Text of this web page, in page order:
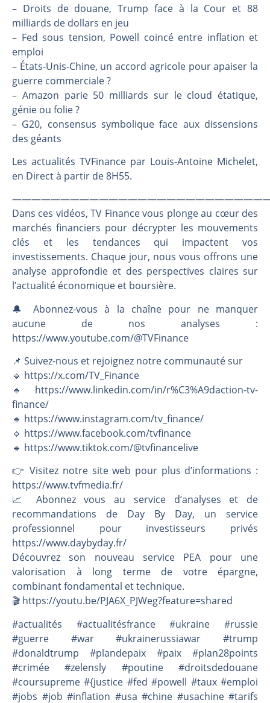
Pourquoi le monde entier vacille en même temps cette semaine ? | par Louis-Antoine Michelet
– Droits de douane, Trump face à la Cour et 88
milliards de dollars en jeu
– Fed sous tension, Powell coincé entre inflation et
emploi
– États-Unis-Chine, un accord agricole pour apaiser la
guerre commerciale ?
– Amazon parie 50 milliards sur le cloud étatique,
génie ou folie ?
– G20, consensus symbolique face aux dissensions
des géants
Les actualités TVFinance par Louis-Antoine Michelet,
en Direct à partir de 8H55.
Dans ces vidéos, TV Finance vous plonge au cœur des
marchés financiers pour décrypter les mouvements
clés et les tendances qui impactent vos
investissements. Chaque jour, nous vous offrons une
analyse approfondie et des perspectives claires sur
l’actualité économique et boursière.
🔔 Abonnez-vous à la chaîne pour ne manquer
aucune de nos analyses :
https://www.youtube.com/@TVFinance
📌 Suivez-nous et rejoignez notre communauté sur
🔹 https://x.com/TV_Finance
🔹 https://www.linkedin.com/in/r%C3%A9daction-tv-
finance/
🔹 https://www.instagram.com/tv_finance/
🔹 https://www.facebook.com/tvfinance
🔹 https://www.tiktok.com/@tvfinancelive
👉️ Visitez notre site web pour plus d’informations :
https://www.tvfmedia.fr/
📈 Abonnez vous au service d’analyses et de
recommandations de Day By Day, un service
professionnel pour investisseurs privés
https://www.daybyday.fr/
Découvrez son nouveau service PEA pour une
valorisation à long terme de votre épargne,
combinant fondamental et technique.
🎬️ https://youtu.be/PJA6X_PJWeg?feature=shared
#actualités #actualitésfrance #ukraine #russie
#guerre #war #ukrainerussiawar #trump
#donaldtrump #plandepaix #paix #plan28points
#crimée #zelensly #poutine #droitsdedouane
#coursupreme #{justice #fed #powell #taux #emploi
#jobs #job #inflation #usa #chine #usachine #tarifs